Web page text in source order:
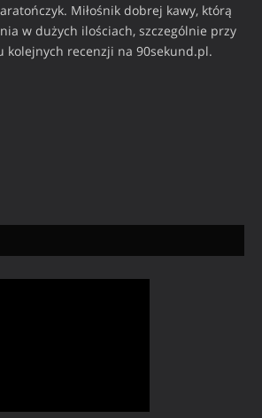
Miłośnik dobrej kawy, którą
w dużych ilościach, szczególnie przy
kolejnych recenzji na 90sekund.pl.